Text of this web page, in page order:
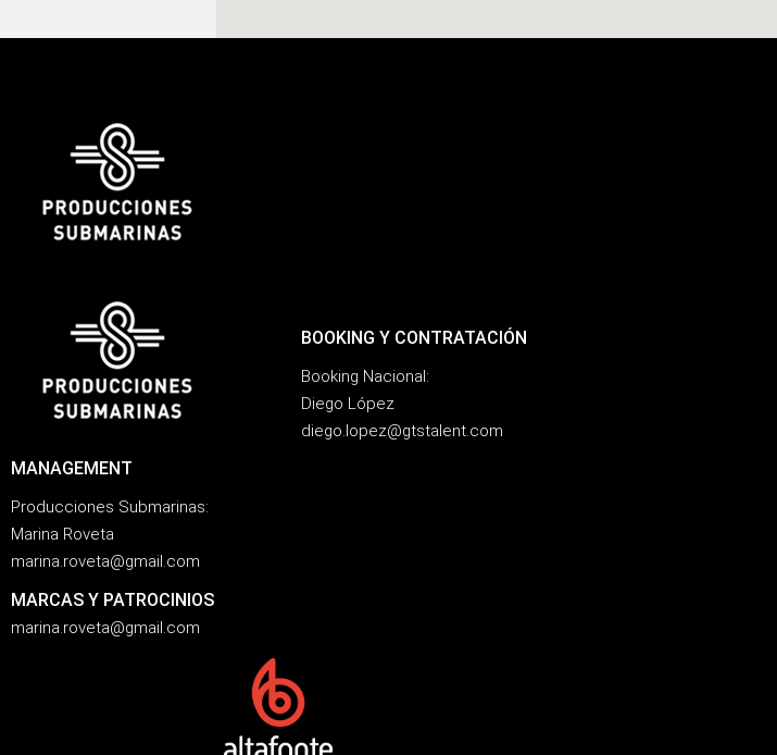
MANAGEMENT
Producciones Submarinas:
Marina Roveta
marina.roveta@gmail.com
MARCAS Y PATROCINIOS
marina.roveta@gmail.com
BOOKING Y CONTRATACIÓN
Booking Nacional:
Diego López
diego.lopez@gtstalent.com